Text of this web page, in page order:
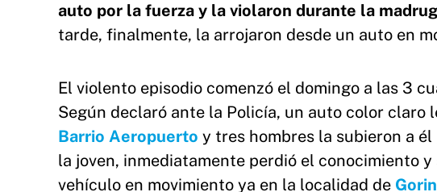
auto por la fuerza y la violaron durante la
tarde, finalmente, la arrojaron desde un auto en
El violento episodio comenzó el domingo a las 3
Según declaró ante la Policía, un auto color claro
Barrio Aeropuerto y tres hombres la subieron a
la joven, inmediatamente perdió el conocimiento
vehículo en movimiento ya en la localidad de